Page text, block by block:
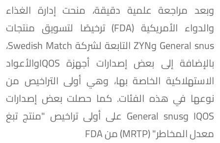
وبعد مراجعة علمية دقيقة، منحت إدارة الغذاء
والدواء الأمريكية (FDA) ترخيصًا لتسويق منتجات
General snus وZYN التابعة لشركة Swedish Match،
بالإضافة إلى بعض إصدارات أجهزة IQOSوالأعواد
الاستهلاكية الخاصة بها، وهي أولى التراخيص من
نوعها في هذه الفئات. كما حصلت بعض إصدارات
IQOS وGeneral snus على أولى تراخيص "منتج تبغ
معدل المخاطر" (MRTP) من FDA